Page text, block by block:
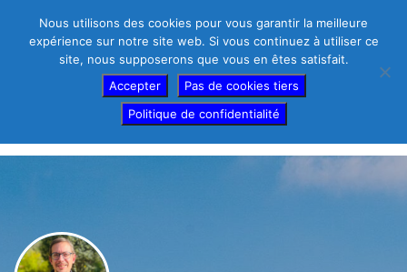
Afficher Barre Latérale
Nous utilisons des cookies pour vous garantir la meilleure
expérience sur notre site web. Si vous continuez à utiliser ce
site, nous supposerons que vous en êtes satisfait.
Accepter
Pas de cookies tiers
Politique de confidentialité